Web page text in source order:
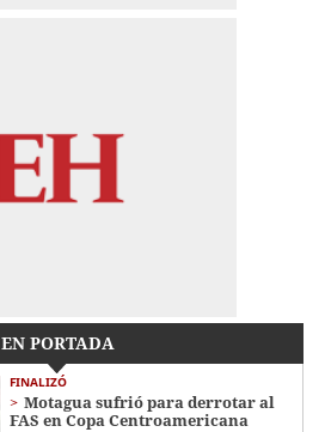
EN PORTADA
FINALIZÓ
Motagua sufrió para derrotar al
FAS en Copa Centroamericana